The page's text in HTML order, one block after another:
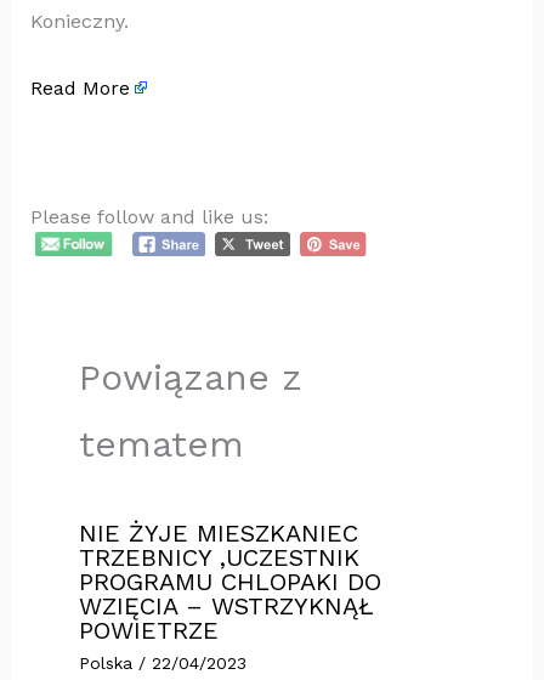
Konieczny.
Read More
Please follow and like us:
Powiązane z
tematem
NIE ŻYJE MIESZKANIEC
TRZEBNICY ,UCZESTNIK
PROGRAMU CHLOPAKI DO
WZIĘCIA – WSTRZYKNĄŁ
POWIETRZE
Polska/ 22/04/2023